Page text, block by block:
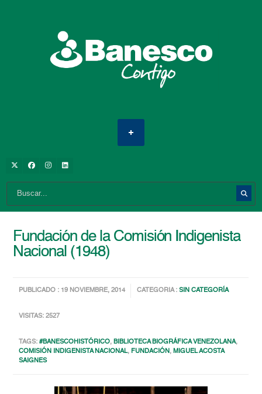
Fundación de la Comisión Indigenista
Nacional (1948)
PUBLICADO : 19 NOVIEMBRE, 2014 CATEGORIA :SIN CATEGORÍA
VISITAS: 2527
TAGS:#BANESCOHISTÓRICO,BIBLIOTECA BIOGRÁFICA VENEZOLANA,
COMISIÓN INDIGENISTA NACIONAL, FUNDACIÓN,MIGUEL ACOSTA
SAIGNES